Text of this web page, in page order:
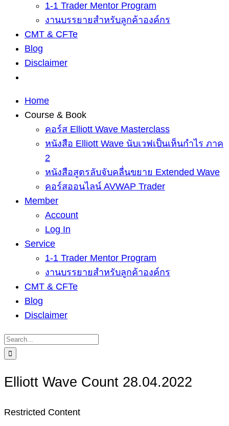
1-1 Trader Mentor Program
งานบรรยายสำหรับลูกค้าองค์กร
CMT & CFTe
Blog
Disclaimer
Home
Course & Book
คอร์ส Elliott Wave Masterclass
หนังสือ Elliott Wave นับเวฟเป็นเห็นกำไร ภาค
2
หนังสือสูตรลับจับคลื่นขยาย Extended Wave
คอร์สออนไลน์ AVWAP Trader
Member
Account
Log In
Service
1-1 Trader Mentor Program
งานบรรยายสำหรับลูกค้าองค์กร
CMT & CFTe
Blog
Disclaimer
Search
for:
Elliott Wave Count 28.04.2022
Restricted Content